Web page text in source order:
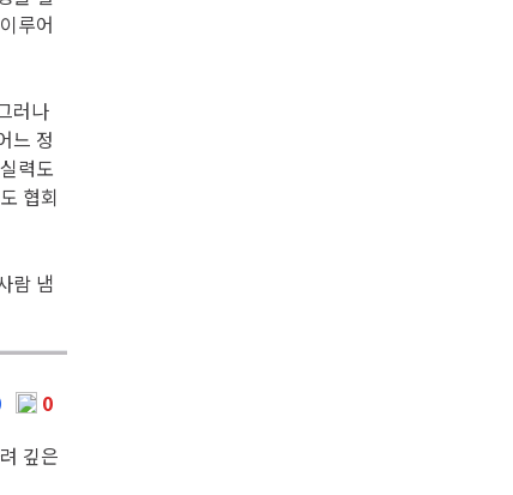
루어
러나
느 정
력도
협회
람 냄
0
깊은